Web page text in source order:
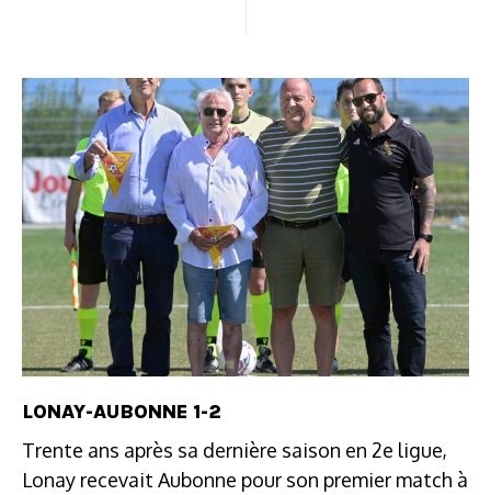
LONAY-AUBONNE 1-2
Trente ans après sa dernière saison en 2e ligue,
Lonay recevait Aubonne pour son premier match à